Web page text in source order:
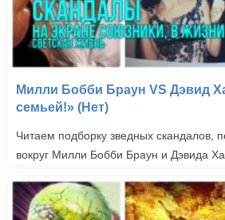
Милли Бобби Браун VS Дэвид
семьей!» (Нет)
Читаем подборку зведных скандалов,
вокруг Милли Бобби Браун и Дэвида